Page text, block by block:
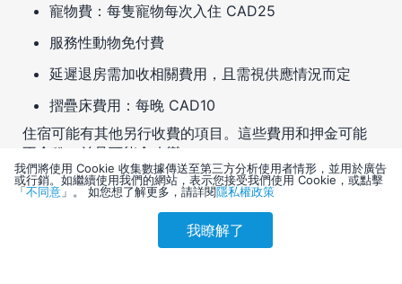
刷卡優惠 會員訂購
寵物費：每隻寵物每次入住 CAD25
服務性動物免付費
延遲退房需加收相關費用，且需視供應情況而定
摺疊床費用：每晚 CAD10
住宿可能有其他另行收費的項目。這些費用和押金可能
不含稅，並且可能會改變。
注意事項
若有額外房客入住，住宿業者會依照其規定收取費用
我們將使用 Cookie 收集數據傳送至第三方分析使用者情形，並用於廣告
或行銷。如繼續使用我們的網站，表示您接受我們使用 Cookie，或點擊
「不同意 」。 如您想了解更多，請詳閱隱私權政策
我瞭解了